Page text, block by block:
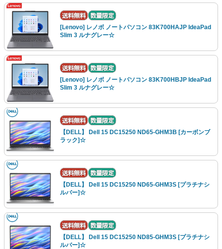
[Lenovo] レノボ ノートパソコン 83K700HAJP IdeaPad
Slim 3 ルナグレー☆
[Lenovo] レノボ ノートパソコン 83K700HBJP IdeaPad
Slim 3 ルナグレー☆
【DELL】 Dell 15 DC15250 ND65-GHM3B [カーボンブ
ラック]☆
【DELL】 Dell 15 DC15250 ND65-GHM3S [プラチナシ
ルバー]☆
【DELL】 Dell 15 DC15250 ND85-GHM3S [プラチナシ
ルバー]☆